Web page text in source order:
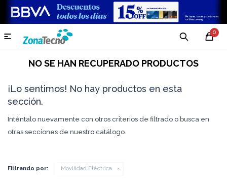
0

NO SE HAN RECUPERADO PRODUCTOS
¡Lo sentimos! No hay productos en esta
sección.
Inténtalo nuevamente con otros criterios de filtrado o busca en
otras secciones de nuestro catálogo.
Filtrando por: Movilidad Eléctrica